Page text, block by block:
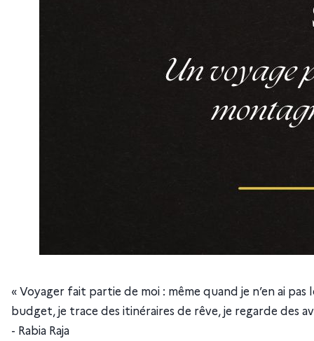
« Voyager fait partie de moi : même quand je n’en ai
budget, je trace des itinéraires de rêve, je regarde des
- Rabia Raja